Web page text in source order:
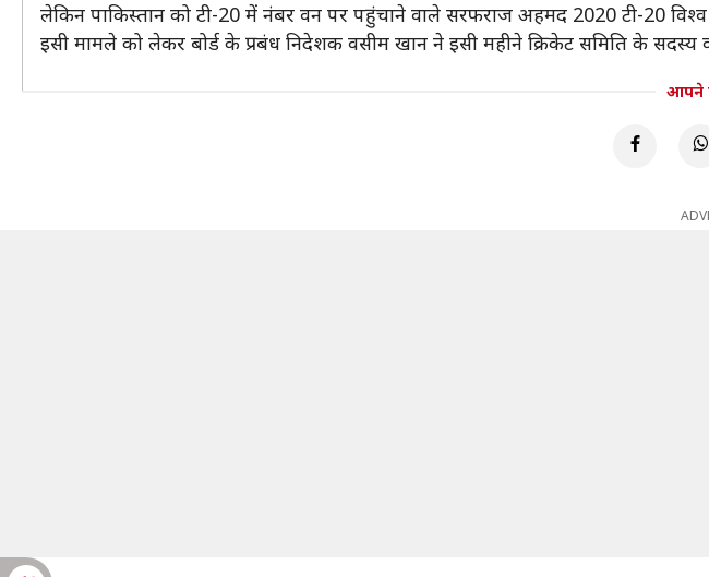
लेकिन पाकिस्तान को टी-20 में नंबर वन पर पहुंचाने वाले सरफराज अहमद 2020 टी-20
इसी मामले को लेकर बोर्ड के प्रबंध निदेशक वसीम खान ने इसी महीने क्रिकेट समिति के
आपने